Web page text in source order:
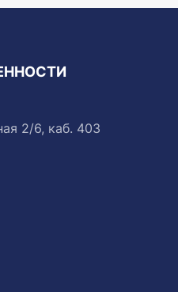
2/6, каб. 403